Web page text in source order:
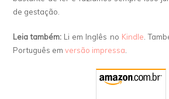
de gestação.
Leia também: Li em Inglês no Kindle .
Português emversão impressa